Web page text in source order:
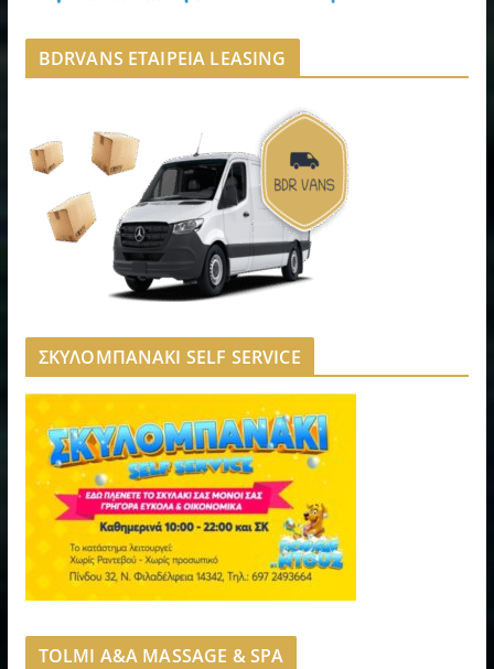
BDRVANS ΕΤΑΙΡΕΙΑ LEASING
ΣΚΥΛΟΜΠΑΝΑΚΙ SELF SERVICE
TOLMI A&A MASSAGE & SPA